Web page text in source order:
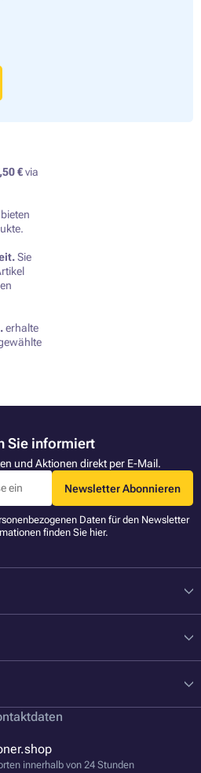
€via
Sie
erhalte
Sie informiert
und Aktionen direkt per E-Mail.
Newsletter Abonnieren
Daten für den Newsletter
finden Sie hier.
innerhalb von 24 Stunden